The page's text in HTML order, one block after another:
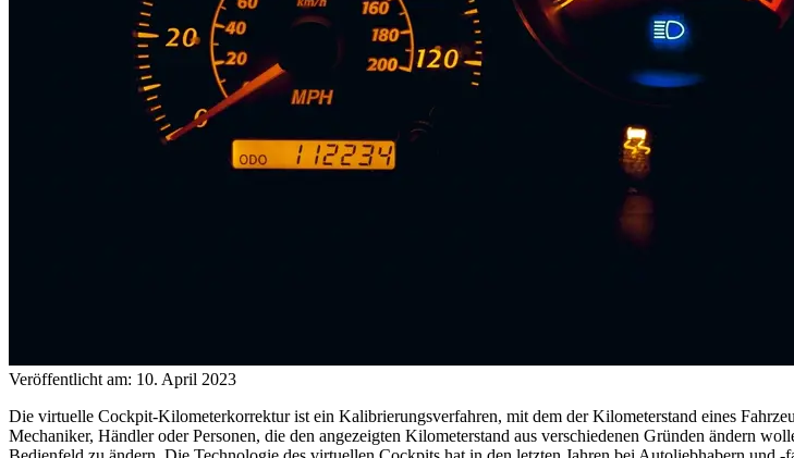
Veröffentlicht am: 10. April 2023
Die virtuelle Cockpit-Kilometerkorrektur ist ein Kalibrierungsverfahren, mit dem der Kilometerstand eines
Mechaniker, Händler oder Personen, die den angezeigten Kilometerstand aus verschiedenen Gründen ändern